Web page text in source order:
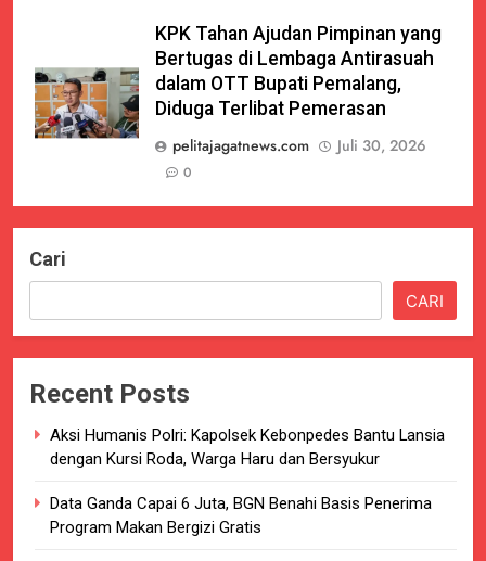
KPK Tahan Ajudan Pimpinan yang
Bertugas di Lembaga Antirasuah
dalam OTT Bupati Pemalang,
Diduga Terlibat Pemerasan
pelitajagatnews.com
Juli 30, 2026
0
Cari
CARI
Recent Posts
Aksi Humanis Polri: Kapolsek Kebonpedes Bantu Lansia
dengan Kursi Roda, Warga Haru dan Bersyukur
Data Ganda Capai 6 Juta, BGN Benahi Basis Penerima
Program Makan Bergizi Gratis